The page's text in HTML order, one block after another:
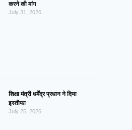
करने की मांग
July 31, 2026
शिक्षा मंत्री धर्मेंद्र प्रधान ने दिया
इस्तीफा
July 25, 2026